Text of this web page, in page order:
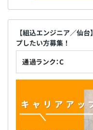
【組込エンジニア／仙
プしたい方募集！
通過ランク：C